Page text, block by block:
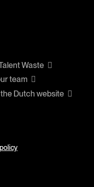
Waste
team
Dutch website